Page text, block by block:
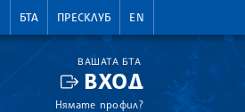
БТА ПРЕСКЛУБ EN
ВАШАТА БТА
ВХОД
Нямате профил?